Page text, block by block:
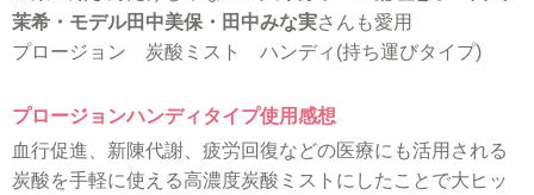
茉希・モデル田中美保・田中みな実さんも愛用
プロージョン 炭酸ミスト ハンディ(持ち運びタイプ)
プロージョンハンディタイプ使用感想
血行促進、新陳代謝、疲労回復などの医療にも活用される
炭酸を手軽に使える高濃度炭酸ミストにしたことで大ヒッ